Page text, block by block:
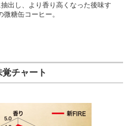
出し、より香り高くなった後味す
微糖缶コーヒー。
覚チャート